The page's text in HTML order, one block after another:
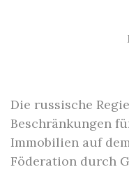
Die russische
Beschränkungen
Immobilien auf
Föderation durch